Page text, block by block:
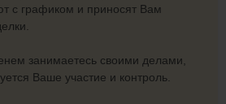
с графиком и приносят Вам
занимаетесь своими делами,
Ваше участие и контроль.